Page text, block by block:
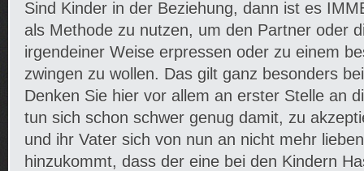
Sind Kinder in der Beziehung, dann ist es
als Methode zu nutzen, um den Partner oder
irgendeiner Weise erpressen oder zu einem
zwingen zu wollen. Das gilt ganz besonders
Denken Sie hier vor allem an erster Stelle an
tun sich schon schwer genug damit, zu
und ihr Vater sich von nun an nicht mehr
hinzukommt, dass der eine bei den Kindern